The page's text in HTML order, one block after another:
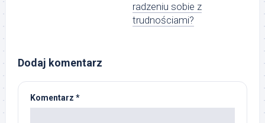
radzeniu sobie z
trudnościami?
Dodaj komentarz
Komentarz *